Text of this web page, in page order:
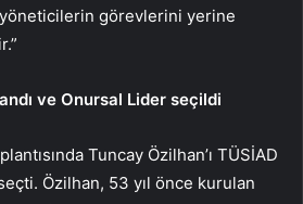
görevlerini yerine
ve Onursal Lider seçildi
Tuncay Özilhan’ı TÜSİAD
Özilhan, 53 yıl önce kurulan